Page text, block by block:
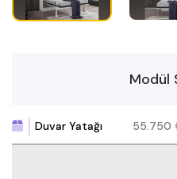
Modül
Duvar Yatağı 55.750